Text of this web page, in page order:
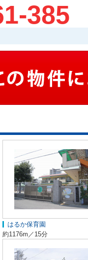
385
はるか保育園
約1176m／15分